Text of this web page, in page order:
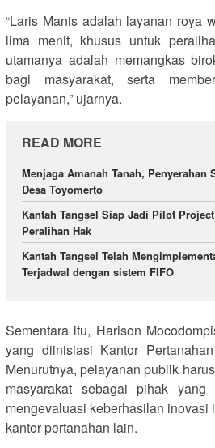
“Laris Manis adalah layanan roya
lima menit, khusus untuk
utamanya adalah memangkas
bagi masyarakat, serta
pelayanan,” ujarnya.
READ MORE
Menjaga Amanah Tanah,
Desa Toyomerto
Kantah Tangsel Siap Jadi Pilot
Peralihan Hak
Kantah Tangsel Telah
Terjadwal dengan sistem FIFO
Sementara itu, Harison
yang diinisiasi Kantor
Menurutnya, pelayanan publik
masyarakat sebagai pihak
mengevaluasi keberhasilan inovasi
kantor pertanahan lain.